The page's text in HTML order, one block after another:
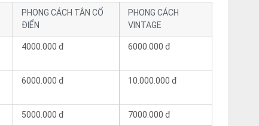
PHONG CÁCH TÂN CỔ
ĐIỂN
PHONG CÁCH
VINTAGE
4000.000 đ 6000.000 đ
6000.000 đ 10.000.000 đ
5000.000 đ 7000.000 đ